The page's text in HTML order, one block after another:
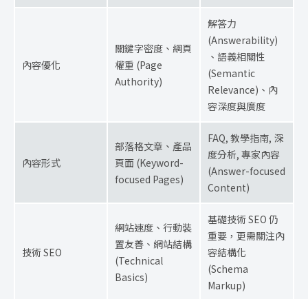
內容優化
關鍵字密度、網頁
權重 (Page
Authority)
解答力
(Answerability)
、語義相關性
(Semantic
Relevance)、內
容深度與廣度
內容形式
部落格文章、產品
頁面 (Keyword-
focused Pages)
FAQ, 教學指南, 深
度分析, 專家內容
(Answer-focused
Content)
技術 SEO
網站速度、行動裝
置友善、網站結構
(Technical
Basics)
基礎技術 SEO 仍
重要，更需關注內
容結構化
(Schema
Markup)